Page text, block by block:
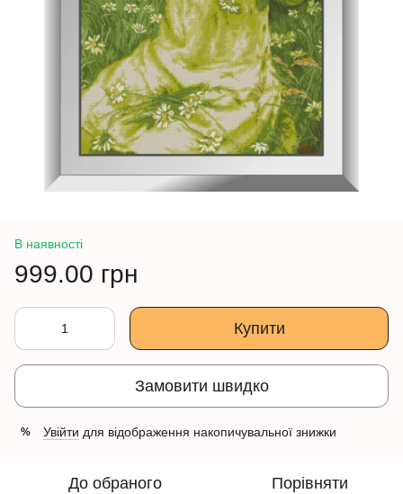
В наявності
999.00 грн
Купити
Замовити швидко
% Увійти для відображення накопичувальної знижки
До обраного Порівняти